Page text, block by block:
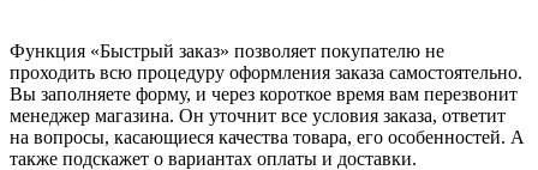
Функция «Быстрый заказ» позволяет покупателю не
проходить всю процедуру оформления заказа самостоятельно.
Вы заполняете форму, и через короткое время вам перезвонит
менеджер магазина. Он уточнит все условия заказа, ответит
на вопросы, касающиеся качества товара, его особенностей. А
также подскажет о вариантах оплаты и доставки.